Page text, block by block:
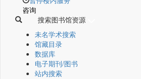
咨询
搜索图书馆资源
未名学术搜索
馆藏目录
数据库
电子期刊/图书
站内搜索